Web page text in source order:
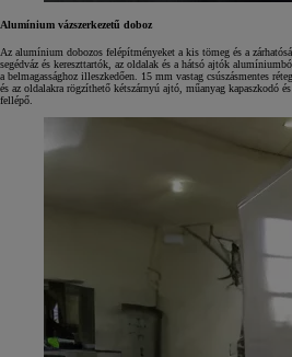
Alumínium vázszerkezetű doboz
Az alumínium dobozos felépítményeket a kis tömeg és a
segédváz és kereszttartók, az oldalak és a hátsó ajtók
a belmagassághoz illeszkedően. 15 mm vastag csúszásmentes
és az oldalakra rögzíthető kétszárnyú ajtó, műanyag kapaszkodó
fellépő.